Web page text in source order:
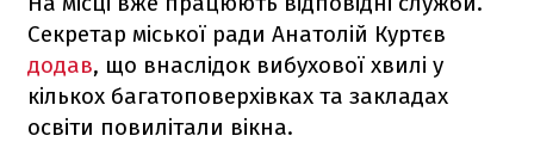
Секретар міської ради Анатолій Куртєв
додав, що внаслідок вибухової хвилі у
кількох багатоповерхівках та закладах
освіти повилітали вікна.